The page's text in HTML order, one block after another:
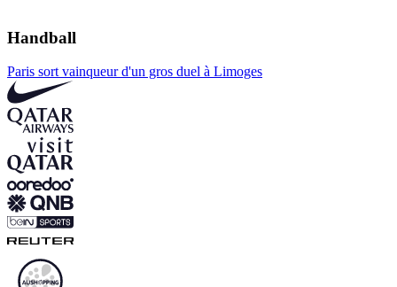
Handball
Paris sort vainqueur d'un gros duel à Limoges